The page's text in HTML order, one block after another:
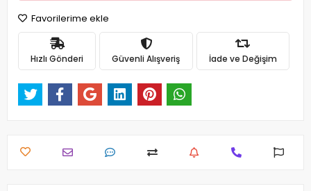
Favorilerime ekle
Hızlı Gönderi Güvenli Alışveriş İade ve Değişim